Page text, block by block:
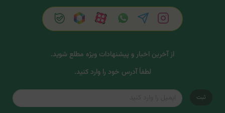
از آخرین اخبار و پیشنهادات ویژه مطلع شوید.
لطفاً آدرس خود را وارد کنید.
ثبت